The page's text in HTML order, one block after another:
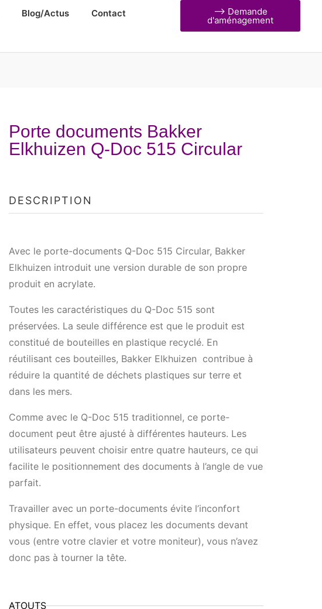
Blog/Actus Contact ⟶ Demande
d'aménagement
Porte documents Bakker
Elkhuizen Q-Doc 515 Circular
DESCRIPTION
Avec le porte-documents Q-Doc 515 Circular, Bakker
Elkhuizen introduit une version durable de son propre
produit en acrylate.
Toutes les caractéristiques du Q-Doc 515 sont
préservées. La seule différence est que le produit est
constitué de bouteilles en plastique recyclé. En
réutilisant ces bouteilles, Bakker Elkhuizen contribue à
réduire la quantité de déchets plastiques sur terre et
dans les mers.
Comme avec le Q-Doc 515 traditionnel, ce porte-
document peut être ajusté à différentes hauteurs. Les
utilisateurs peuvent choisir entre quatre hauteurs, ce qui
facilite le positionnement des documents à l’angle de vue
parfait.
Travailler avec un porte-documents évite l’inconfort
physique. En effet, vous placez les documents devant
vous (entre votre clavier et votre moniteur), vous n’avez
donc pas à tourner la tête.
ATOUTS